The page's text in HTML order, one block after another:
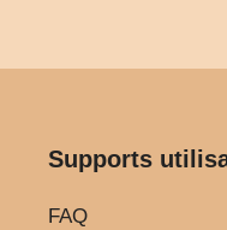
Supports
FAQ